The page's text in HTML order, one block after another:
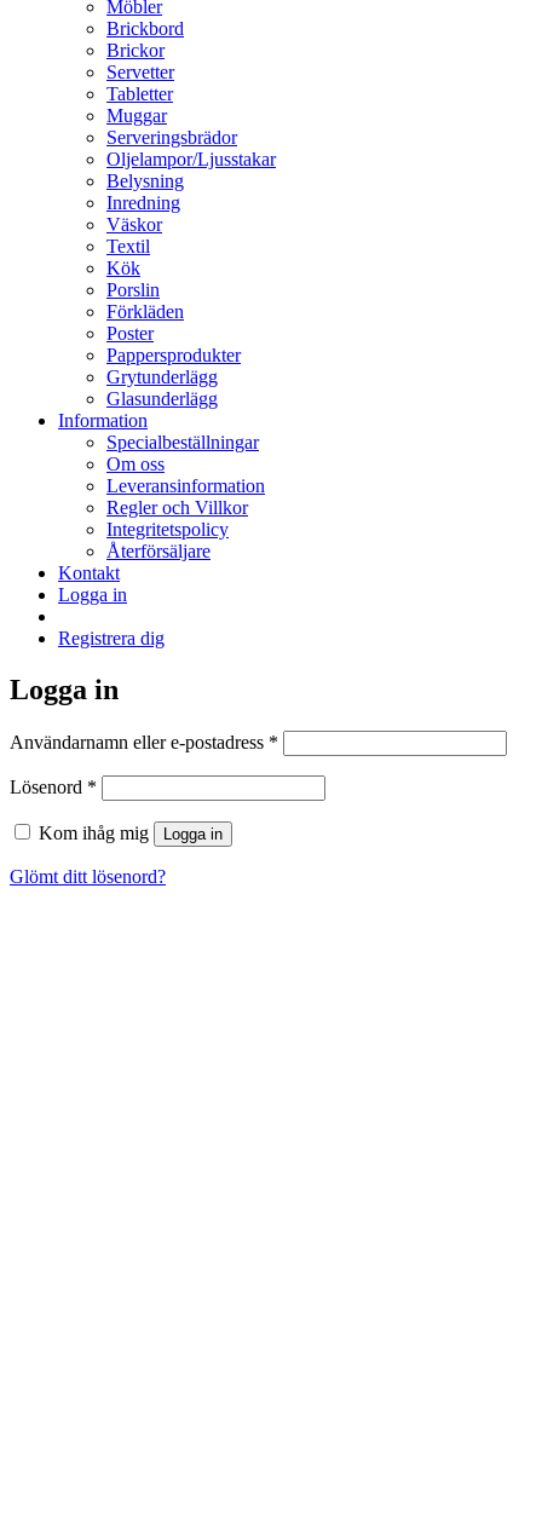
Möbler
Brickbord
Brickor
Servetter
Tabletter
Muggar
Serveringsbrädor
Oljelampor/Ljusstakar
Belysning
Inredning
Väskor
Textil
Kök
Porslin
Förkläden
Poster
Pappersprodukter
Grytunderlägg
Glasunderlägg
Information
Specialbeställningar
Om oss
Leveransinformation
Regler och Villkor
Integritetspolicy
Återförsäljare
Kontakt
Logga in
Registrera dig
Logga in
Användarnamn eller e-postadress *
Lösenord *
Kom ihåg mig Logga in
Glömt ditt lösenord?